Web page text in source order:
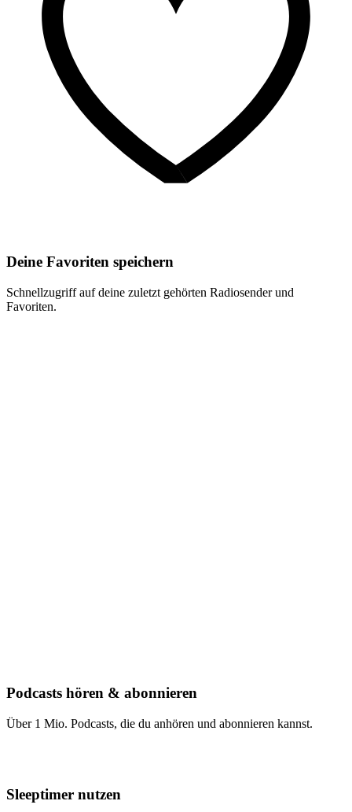
Deine Favoriten speichern
Schnellzugriff auf deine zuletzt gehörten Radiosender und
Favoriten.
Podcasts hören & abonnieren
Über 1 Mio. Podcasts, die du anhören und abonnieren kannst.
Sleeptimer nutzen